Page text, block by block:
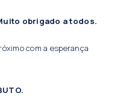
obrigado a todos.
com a esperança